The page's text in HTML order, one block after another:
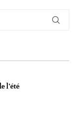
l’été